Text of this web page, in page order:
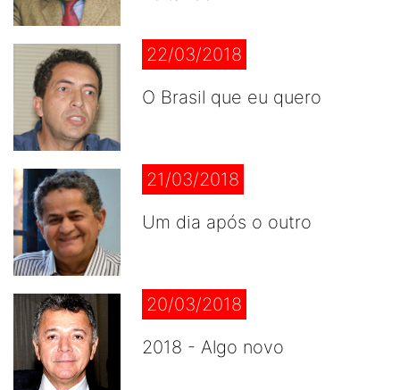
22/03/2018
O Brasil que eu quero
21/03/2018
Um dia após o outro
20/03/2018
2018 - Algo novo